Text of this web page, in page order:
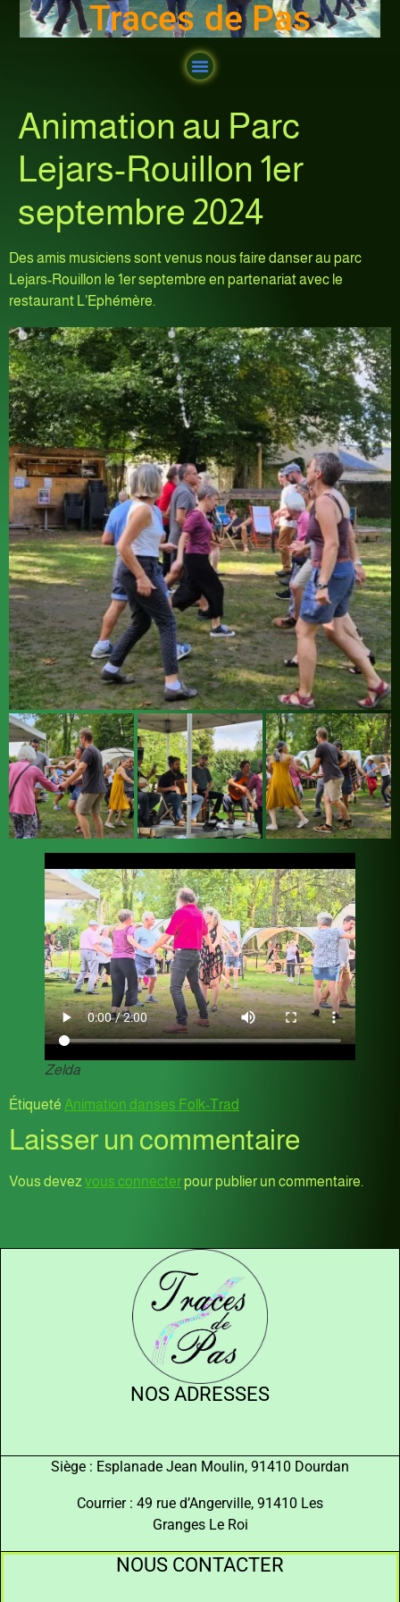
Traces de Pas
Animation au Parc
Lejars-Rouillon 1er
septembre 2024
Des amis musiciens sont venus nous faire danser au parc
Lejars-Rouillon le 1er septembre en partenariat avec le
restaurant L’Ephémère.
Zelda
Étiqueté Animation danses Folk-Trad
Laisser un commentaire
Vous devez vous connecterpour publier un commentaire.
NOS ADRESSES
Siège : Esplanade Jean Moulin, 91410 Dourdan
Courrier : 49 rue d’Angerville, 91410 Les
Granges Le Roi
NOUS CONTACTER